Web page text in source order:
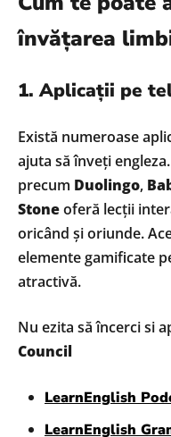
învățarea
1. Aplicații pe
Există numeroase
ajuta să înveți
precum Duolingo,
Stoneoferă lecții
oricând și oriunde.
elemente gamificate
atractivă.
Nu ezita să încerci si
Council
LearnEnglish
LearnEnglish